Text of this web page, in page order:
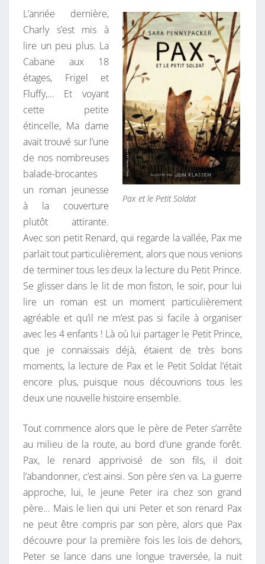
Pax et le Petit Soldat
L’année dernière,
Charly s’est mis à
lire un peu plus. La
Cabane aux 18
étages, Frigel et
Fluffy,… Et voyant
cette petite
étincelle, Ma dame
avait trouvé sur l’une
de nos nombreuses
balade-brocantes
un roman jeunesse
à la couverture
plutôt attirante.
Avec son petit Renard, qui regarde la vallée, Pax me
parlait tout particulièrement, alors que nous venions
de terminer tous les deux la lecture du Petit Prince.
Se glisser dans le lit de mon fiston, le soir, pour lui
lire un roman est un moment particulièrement
agréable et qu’il ne m’est pas si facile à organiser
avec les 4 enfants ! Là où lui partager le Petit Prince,
que je connaissais déjà, étaient de très bons
moments, la lecture de Pax et le Petit Soldat l’était
encore plus, puisque nous découvrions tous les
deux une nouvelle histoire ensemble.
Tout commence alors que le père de Peter s’arrête
au milieu de la route, au bord d’une grande forêt.
Pax, le renard apprivoisé de son fils, il doit
l’abandonner, c’est ainsi. Son père s’en va. La guerre
approche, lui, le jeune Peter ira chez son grand
père… Mais le lien qui uni Peter et son renard Pax
ne peut être compris par son père, alors que Pax
découvre pour la première fois les lois de dehors,
Peter se lance dans une longue traversée, la nuit